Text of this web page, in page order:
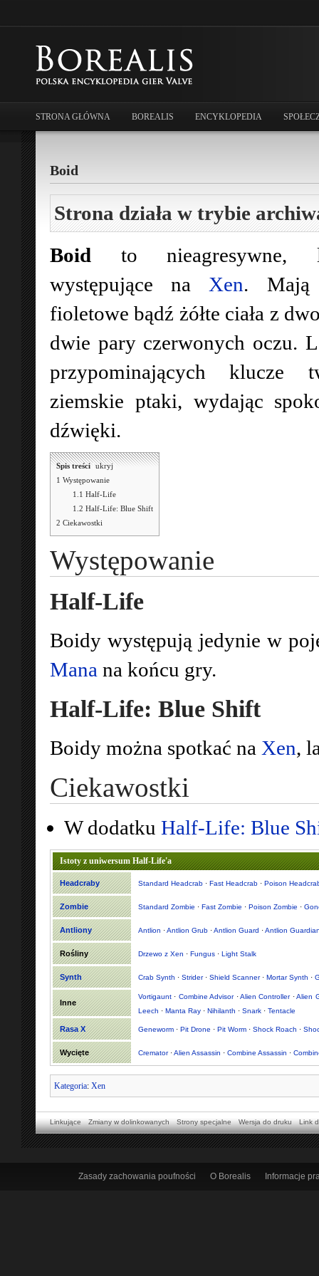
STRONA GŁÓWNA BOREALIS ENCYKLOPEDIA
Boid
Strona działa w trybie
Boid to nieagresywne,
występujące na Xen. Mają
fioletowe bądź żółte ciała z
dwie pary czerwonych oczu.
przypominających klucze
ziemskie ptaki, wydając
dźwięki.
Spis treści [ukryj]
1 Występowanie
1.1 Half-Life
1.2 Half-Life: Blue Shift
2 Ciekawostki
Występowanie
Half-Life
Boidy występują jedynie w
Mana na końcu gry.
Half-Life: Blue Shift
Boidy można spotkać na Xen,
Ciekawostki
W dodatku Half-Life: Blue
Istoty z uniwersum Half-Life'a
Headcraby Standard Headcrab · Fast Headcrab · Poison
Zombie Standard Zombie · Fast Zombie · Poison Zombie ·
Antliony Antlion ·Antlion Grub ·Antlion Guard ·Antlion
Rośliny Drzewo z Xen · Fungus · Light Stalk
Synth Crab Synth · Strider· Shield Scanner· Mortar Synth ·
Inne
Vortigaunt · Combine Advisor·Alien Controller·Alien
Leech · Manta Ray · Nihilanth · Snark · Tentacle
Rasa X Geneworm · Pit Drone · Pit Worm · Shock Roach ·
Wycięte Cremator·Alien Assassin · Combine Assassin ·
Kategoria: Xen
Linkujące Zmiany w dolinkowanych Strony specjalne Wersja do druku Link
Zasady zachowania poufności O Borealis Informacje